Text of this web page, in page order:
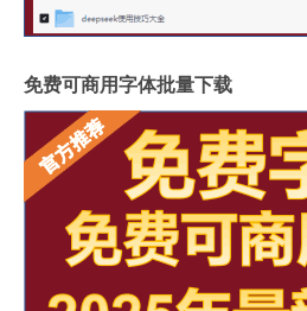
免费可商用字体批量下载